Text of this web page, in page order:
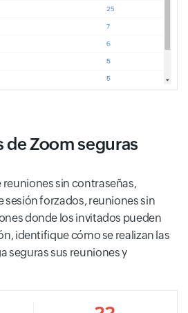
de Zoom seguras
sin contraseñas,
sesión forzados, reuniones sin
donde los invitados pueden
identifique cómo se realizan las
seguras sus reuniones y